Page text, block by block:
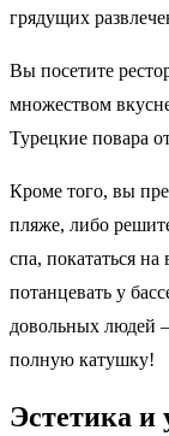
грядущих
Вы посетите
множеством
Турецкие повара
Кроме того, вы
пляже, либо
спа, покататься
потанцевать у
довольных людей
полную катушку!
Эстетика и